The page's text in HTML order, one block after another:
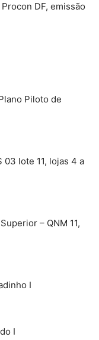
DF, emissão
Piloto de
03 lote 11, lojas 4 a
– QNM 11,
I
I